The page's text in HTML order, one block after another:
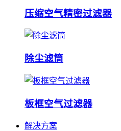
压缩空气精密过滤器
除尘滤筒
板框空气过滤器
解决方案